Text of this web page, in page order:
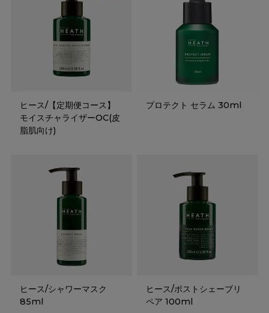
ヒース/【定期便コース】
モイスチャライザーOC(皮
脂肌向け)
プロテクト セラム 30ml
ヒース/シャワーマスク
85ml
ヒース/ポストシェーブリ
ペア 100ml